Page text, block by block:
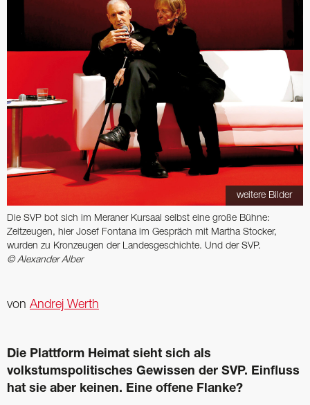
weitere Bilder
Die SVP bot sich im Meraner Kursaal selbst eine große Bühne:
Zeitzeugen, hier Josef Fontana im Gespräch mit Martha Stocker,
wurden zu Kronzeugen der Landesgeschichte. Und der SVP.
© Alexander Alber
von Andrej Werth
Die Plattform Heimat sieht sich als
volkstumspolitisches Gewissen der SVP. Einfluss
hat sie aber keinen. Eine offene Flanke?